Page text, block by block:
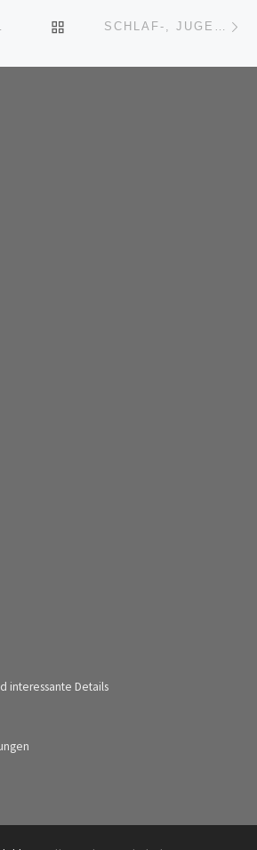
ZURÜCK ZUR SCHLAF-, JUGEND- UND KINDERZIMMER
interessante Details